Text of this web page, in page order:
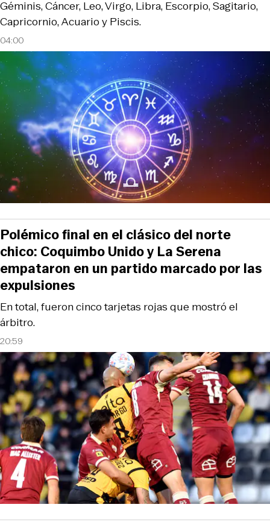
04:00
Géminis, Cáncer, Leo, Virgo, Libra, Escorpio, Sagitario,
Capricornio, Acuario y Piscis.
20:59
En total, fueron cinco tarjetas rojas que mostró el
árbitro.
Polémico final en el clásico del norte
chico: Coquimbo Unido y La Serena
empataron en un partido marcado por las
expulsiones